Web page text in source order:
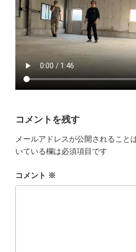
コメントを残す
メールアドレスが公開されること
いている欄は必須項目です
コメント ※